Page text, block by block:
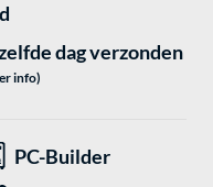
dag verzonden
info)
PC-Builder